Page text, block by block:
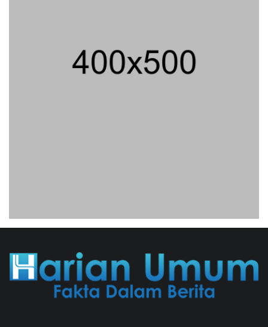
04/08/2026 22:54 WIB || MAKRO/MIKRO
Eksepsinya Diterima Hakim, Dokter
Buku Dan Diskusi UU Perekonomian